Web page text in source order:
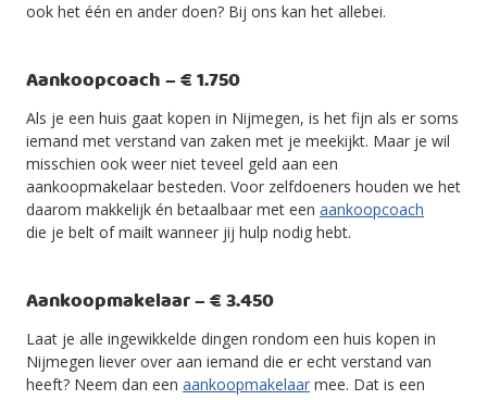
ook het één en ander doen? Bij ons kan het allebei.
Aankoopcoach – € 1.750
Als je een huis gaat kopen in Nijmegen, is het fijn als er soms
iemand met verstand van zaken met je meekijkt. Maar je wil
misschien ook weer niet teveel geld aan een
aankoopmakelaar besteden. Voor zelfdoeners houden we het
daarom makkelijk én betaalbaar met een aankoopcoach
die je belt of mailt wanneer jij hulp nodig hebt.
Aankoopmakelaar – € 3.450
Laat je alle ingewikkelde dingen rondom een huis kopen in
Nijmegen liever over aan iemand die er echt verstand van
heeft? Neem dan een aankoopmakelaar mee. Dat is een